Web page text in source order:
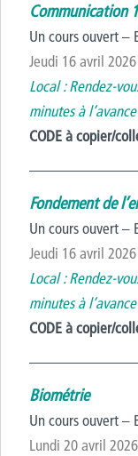
Communication 1
Un cours ouvert –
Jeudi 16 avril 2026
Local : Rendez-
minutes à l’avance
CODE à copier/
Fondement de
Un cours ouvert –
Jeudi 16 avril 2026
Local : Rendez-
minutes à l’avance
CODE à copier/
Biométrie
Un cours ouvert –
Lundi 20 avril 2026